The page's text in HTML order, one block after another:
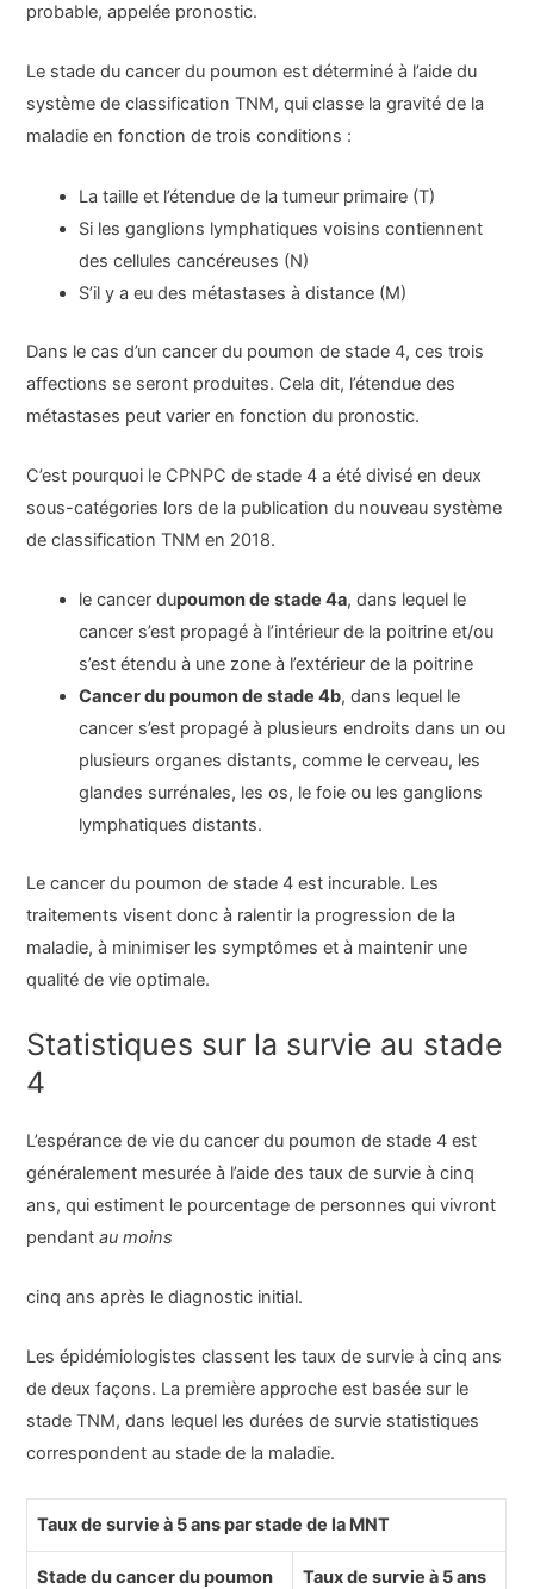
probable, appelée pronostic.
Le stade du cancer du poumon est déterminé à l’aide du
système de classification TNM, qui classe la gravité de la
maladie en fonction de trois conditions :
La taille et l’étendue de la tumeur primaire (T)
Si les ganglions lymphatiques voisins contiennent
des cellules cancéreuses (N)
S’il y a eu des métastases à distance (M)
Dans le cas d’un cancer du poumon de stade 4, ces trois
affections se seront produites. Cela dit, l’étendue des
métastases peut varier en fonction du pronostic.
C’est pourquoi le CPNPC de stade 4 a été divisé en deux
sous-catégories lors de la publication du nouveau système
de classification TNM en 2018.
le cancer dupoumon de stade 4a, dans lequel le
cancer s’est propagé à l’intérieur de la poitrine et/ou
s’est étendu à une zone à l’extérieur de la poitrine
Cancer du poumon de stade 4b, dans lequel le
cancer s’est propagé à plusieurs endroits dans un ou
plusieurs organes distants, comme le cerveau, les
glandes surrénales, les os, le foie ou les ganglions
lymphatiques distants.
Le cancer du poumon de stade 4 est incurable. Les
traitements visent donc à ralentir la progression de la
maladie, à minimiser les symptômes et à maintenir une
qualité de vie optimale.
Statistiques sur la survie au stade
4
L’espérance de vie du cancer du poumon de stade 4 est
généralement mesurée à l’aide des taux de survie à cinq
ans, qui estiment le pourcentage de personnes qui vivront
pendantau moins
cinq ans après le diagnostic initial.
Les épidémiologistes classent les taux de survie à cinq ans
de deux façons. La première approche est basée sur le
stade TNM, dans lequel les durées de survie statistiques
correspondent au stade de la maladie.
Taux de survie à 5 ans par stade de la MNT
Stade du cancer du poumon Taux de survie à 5 ans